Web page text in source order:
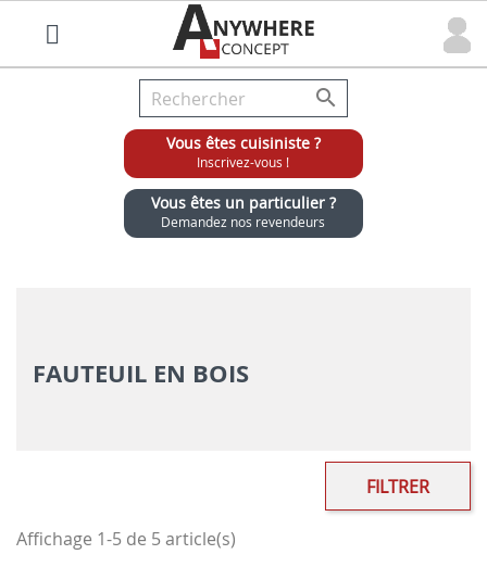

Vous êtes cuisiniste ?
Inscrivez-vous !
Vous êtes un particulier ?
Demandez nos revendeurs
FAUTEUIL EN BOIS
FILTRER
Affichage 1-5 de 5 article(s)